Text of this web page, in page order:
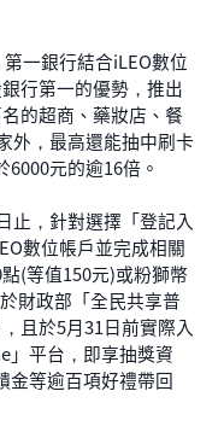
一銀行結合iLEO數位
行第一的優勢，推出
的超商、藥妝店、餐
外，最高還能抽中刷卡
元的逾16倍。
，針對選擇「登記入
數位帳戶並完成相關
(等值150元)或粉獅幣
財政部「全民共享普
且於5月31日前實際入
」平台，即享抽獎資
金等逾百項好禮帶回